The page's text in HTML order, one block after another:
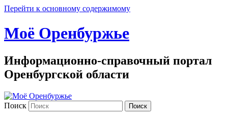
Перейти к основному содержимому
Моё Оренбуржье
Информационно-справочный портал
Оренбургской области
Поиск